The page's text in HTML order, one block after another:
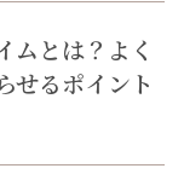
ムとは？よく
せるポイント